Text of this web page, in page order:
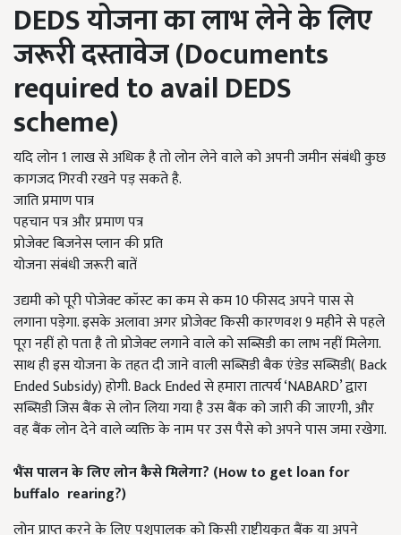
DEDSयोजनाका लाभ लेनेके लिए
जरूरी दस्तावेज (Documents
required to avail DEDS
scheme)
यदि लोन 1 लाख से अधिक है तो लोन लेने वाले को अपनी जमीन संबंधी कुछ
कागजद गिरवी रखने पड़ सकते है.
जाति प्रमाण पात्र
पहचान पत्र और प्रमाण पत्र
प्रोजेक्ट बिजनेस प्लान की प्रति
योजना संबंधी जरूरी बातें
उद्यमी को पूरी पोजेक्ट कॉस्ट का कम से कम 10 फीसद अपने पास से
लगाना पड़ेगा. इसके अलावा अगर प्रोजेक्ट किसी कारणवश 9 महीने से पहले
पूरा नहीं हो पता है तो प्रोजेक्ट लगाने वाले को सब्सिडी का लाभ नहीं मिलेगा.
साथ ही इस योजना के तहत दी जाने वाली सब्सिडी बैक एंडेड सब्सिडी( Back
Ended Subsidy) होगी. Back Ended से हमारा तात्पर्य ‘NABARD’ द्वारा
सब्सिडी जिस बैंक से लोन लिया गया है उस बैंक को जारी की जाएगी, और
वह बैंक लोन देने वाले व्यक्ति के नाम पर उस पैसे को अपने पास जमा रखेगा.
भैंसपालन के लिए लोन कैसे मिलेगा? (How to get loan for
buffalo rearing?)